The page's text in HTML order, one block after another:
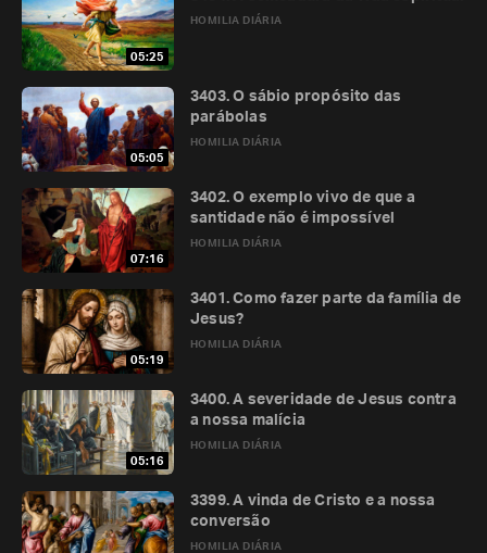
05:25
HOMILIA DIÁRIA
05:05
HOMILIA DIÁRIA
3403. O sábio propósito das
parábolas
07:16
HOMILIA DIÁRIA
3402. O exemplo vivo de que a
santidade não é impossível
05:19
HOMILIA DIÁRIA
3401. Como fazer parte da família de
Jesus?
05:16
HOMILIA DIÁRIA
3400. A severidade de Jesus contra
a nossa malícia
HOMILIA DIÁRIA
3399. A vinda de Cristo e a nossa
conversão